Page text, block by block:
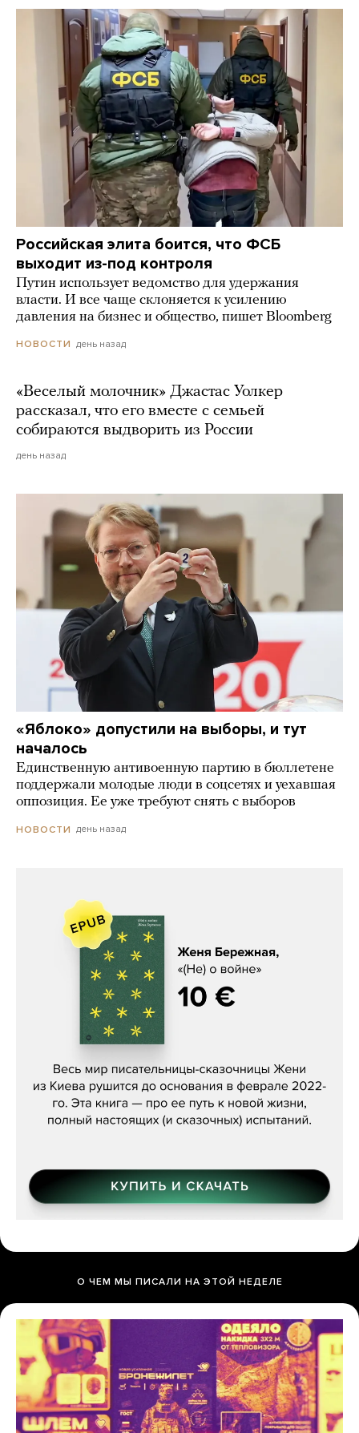
Российская элита боится, что ФСБ
выходит из-под контроля
Путин использует ведомство для удержания
власти. И все чаще склоняется к усилению
давления на бизнес и общество, пишет Bloomberg
НОВОСТИ день назад
«Веселый молочник» Джастас Уолкер
рассказал, что его вместе с семьей
собираются выдворить из России
день назад
«Яблоко» допустили на выборы, и тут
началось
Единственную антивоенную партию в бюллетене
поддержали молодые люди в соцсетях и уехавшая
оппозиция. Ее уже требуют снять с выборов
НОВОСТИ день назад
Женя Бережная, «(Не) о войне»
О ЧЕМ МЫ ПИСАЛИ НА ЭТОЙ НЕДЕЛЕ